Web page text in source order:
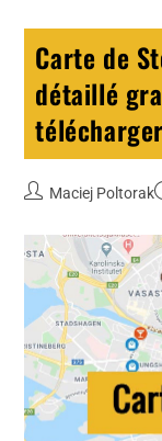
Carte de
détaillé
télécharger
Maciej Poltorak